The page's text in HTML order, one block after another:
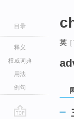
目录
释义
权威词典
用法
例句
英